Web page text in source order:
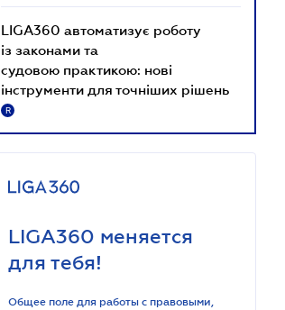
LIGA360 автоматизує роботу
із законами та
судовою практикою: нові
інструменти для точніших рішень
R
LIGA360 меняется
для тебя!
Общее поле для работы с правовыми,